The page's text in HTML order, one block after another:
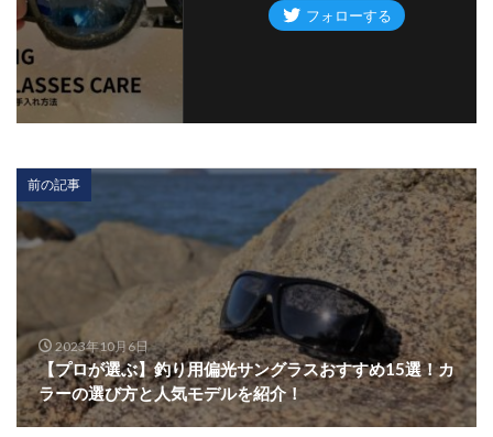
前の記事
2023年10月6日
【プロが選ぶ】釣り用偏光サングラスおすすめ15選！カ
ラーの選び方と人気モデルを紹介！